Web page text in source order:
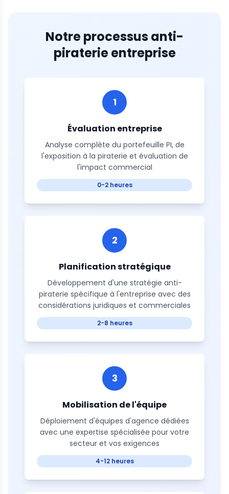
Notre processus anti-
piraterie entreprise
1
Évaluation entreprise
Analyse complète du portefeuille PI, de
l'exposition à la piraterie et évaluation de
l'impact commercial
0-2 heures
2
Planification stratégique
Développement d'une stratégie anti-
piraterie spécifique à l'entreprise avec des
considérations juridiques et commerciales
2-8 heures
3
Mobilisation de l'équipe
Déploiement d'équipes d'agence dédiées
avec une expertise spécialisée pour votre
secteur et vos exigences
4-12 heures